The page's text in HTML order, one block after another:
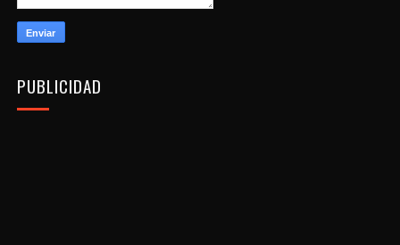
PUBLICIDAD